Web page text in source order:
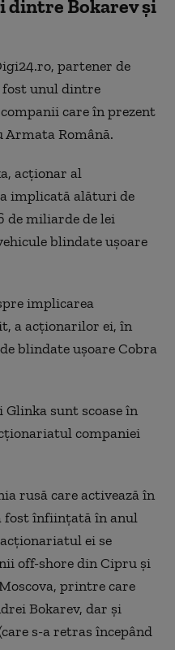
dintre Bokarev și
partener de
fost unul dintre
care în prezent
Armata Română.
acționar al
implicată alături de
de miliarde de lei
blindate ușoare
implicarea
a acționarilor ei, în
blindate ușoare Cobra
sunt scoase în
companiei
rusă care activează în
înființată în anul
ei se
off-shore din Cipru și
printre care
Bokarev, dar și
s-a retras începând